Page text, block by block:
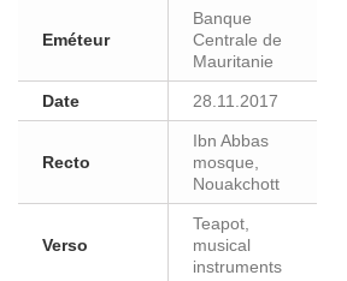
Eméteur
Banque
Centrale de
Mauritanie
Date 28.11.2017
Recto
Ibn Abbas
mosque,
Nouakchott
Verso
Teapot,
musical
instruments